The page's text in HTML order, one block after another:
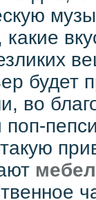
будет
во